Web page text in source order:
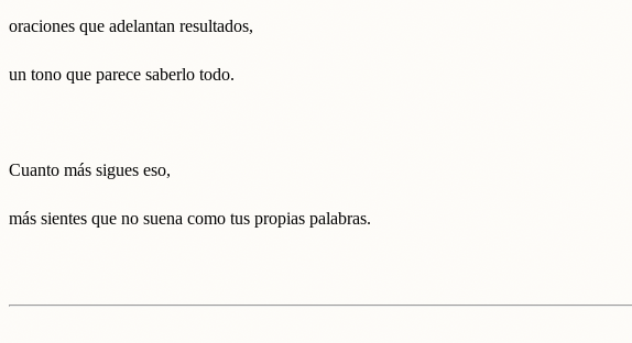
oraciones que adelantan resultados,
un tono que parece saberlo todo.
Cuanto más sigues eso,
más sientes que no suena como tus propias palabras.